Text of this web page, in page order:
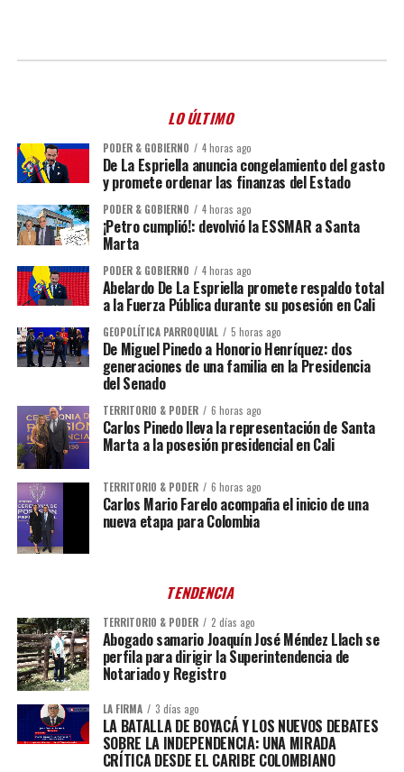
LO ÚLTIMO
PODER & GOBIERNO 4 horas ago
De La Espriella anuncia congelamiento del gasto
y promete ordenar las finanzas del Estado
PODER & GOBIERNO 4 horas ago
¡Petro cumplió!: devolvió la ESSMAR a Santa
Marta
PODER & GOBIERNO 4 horas ago
Abelardo De La Espriella promete respaldo total
a la Fuerza Pública durante su posesión en Cali
GEOPOLÍTICA PARROQUIAL 5 horas ago
De Miguel Pinedo a Honorio Henríquez: dos
generaciones de una familia en la Presidencia
del Senado
TERRITORIO & PODER 6 horas ago
Carlos Pinedo lleva la representación de Santa
Marta a la posesión presidencial en Cali
TERRITORIO & PODER 6 horas ago
Carlos Mario Farelo acompaña el inicio de una
nueva etapa para Colombia
TENDENCIA
TERRITORIO & PODER 2 días ago
Abogado samario Joaquín José Méndez Llach se
perfila para dirigir la Superintendencia de
Notariado y Registro
LA FIRMA 3 días ago
LA BATALLA DE BOYACÁ Y LOS NUEVOS DEBATES
SOBRE LA INDEPENDENCIA: UNA MIRADA
CRÍTICA DESDE EL CARIBE COLOMBIANO